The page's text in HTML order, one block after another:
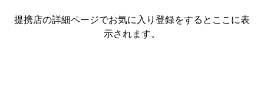
提携店の詳細ページでお気に入り登録をすると ここに表
示されます。